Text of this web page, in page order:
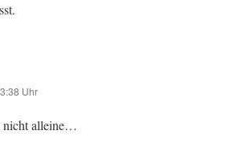
Uhr
nicht alleine…